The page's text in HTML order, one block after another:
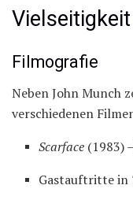
Filmografie
Neben John Munch
verschiedenen
Scarface (1983)
Gastauftritte in